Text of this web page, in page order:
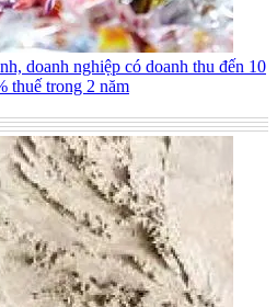
doanh nghiệp có doanh thu đến 10
thuế trong 2 năm